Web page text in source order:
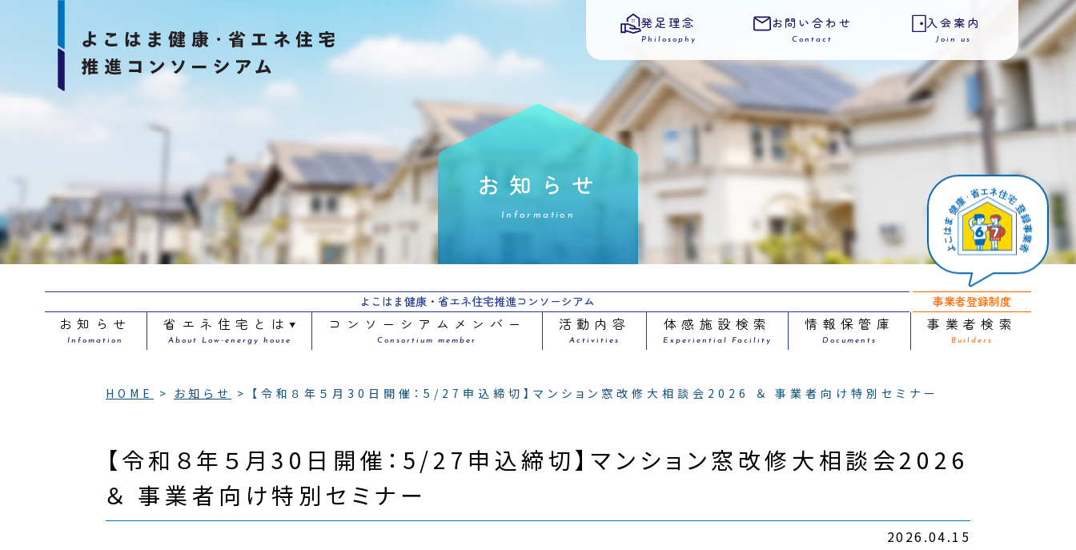
発足理念
Philosophy
お問い合わせ
Contact
入会案内
Join us
よこはま健康・省エネ住宅推進コンソーシアム
お知らせ
Infomation
省エネ住宅とは
About Low-energy house
コンソーシアムメンバー
Consortium member
活動内容
Activities
体感施設検索
Experiential Facility
情報保管庫
Documents
事業者登録制度
事業者検索
Builders
お知らせ
Information
HOME お知らせ 【令和８年５月30日開催：5/27申込締切】マンション窓改修大相談会2026 ＆ 事業者向け特別セミナー
【令和８年５月30日開催：5/27申込締切】マンション窓改修大相談会2026
＆ 事業者向け特別セミナー
2026.04.15